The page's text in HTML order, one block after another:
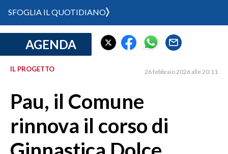
CRONACA SARDEGNA
MEDIO CAMPIDANO
ORISTANO E PROVINCIA
SFOGLIA IL QUOTIDIANO
AGENDA
IL PROGETTO 26 febbraio 2026 alle 20:11
Pau, il Comune
rinnova il corso di